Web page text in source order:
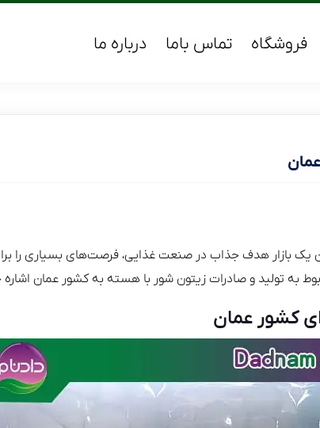
فروشگاه تماس باما درباره ما
یک بازار هدف جذاب در صنعت غذایی، فرصت‌های بسیاری را
به تولید و صادرات زیتون شور با هسته به کشور عمان
کشور عمان